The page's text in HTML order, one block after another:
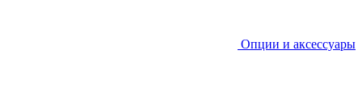
Опции и аксессуары